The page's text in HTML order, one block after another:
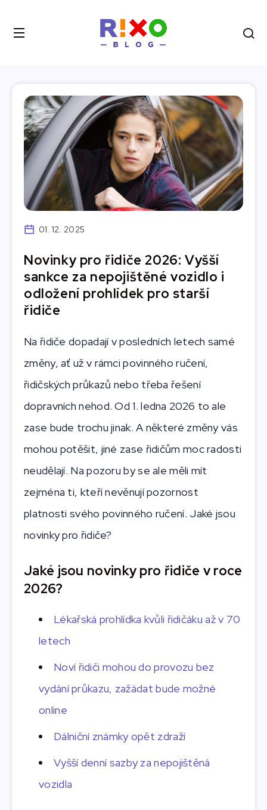
01. 12. 2025
Novinky pro řidiče 2026: Vyšší
sankce za nepojištěné vozidlo i
odložení prohlídek pro starší
řidiče
Na řidiče dopadají v posledních letech samé
změny, ať už v rámci povinného ručení,
řidičských průkazů nebo třeba řešení
dopravních nehod. Od 1. ledna 2026 to ale
zase bude trochu jinak. A některé změny vás
mohou potěšit, jiné zase řidičům moc radosti
neudělají. Na pozoru by se ale měli mít
zejména ti, kteří nevěnují pozornost
platnosti svého povinného ručení. Jaké jsou
novinky pro řidiče?
Jaké jsou novinky pro řidiče v roce
2026?
Lékařská prohlídka kvůli řidičáku až v 70
letech
Noví řidiči mohou do provozu bez
vydání průkazu, zažádat bude možné
online
Dálniční známky opět zdraží
Vyšší denní sazby za nepojištěná
vozidla